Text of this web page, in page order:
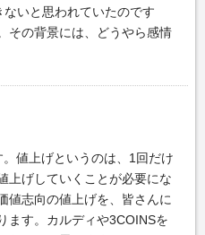
いと思われていたのです
その背景には、どうやら感情
値上げというのは、1回だけ
上げしていくことが必要にな
値志向の値上げを、皆さんに
ます。カルディや3COINSを